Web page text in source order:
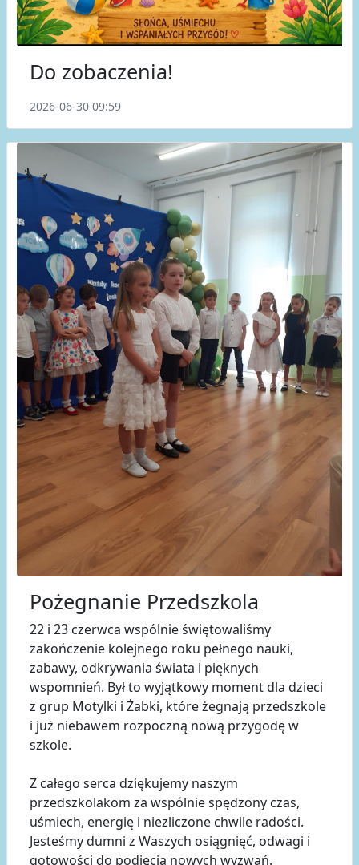
Do zobaczenia!
2026-06-30 09:59
Pożegnanie Przedszkola
22 i 23 czerwca wspólnie świętowaliśmy
zakończenie kolejnego roku pełnego nauki,
zabawy, odkrywania świata i pięknych
wspomnień. Był to wyjątkowy moment dla dzieci
z grup Motylki i Żabki, które żegnają przedszkole
i już niebawem rozpoczną nową przygodę w
szkole.
Z całego serca dziękujemy naszym
przedszkolakom za wspólnie spędzony czas,
uśmiech, energię i niezliczone chwile radości.
Jesteśmy dumni z Waszych osiągnięć, odwagi i
gotowości do podjęcia nowych wyzwań.